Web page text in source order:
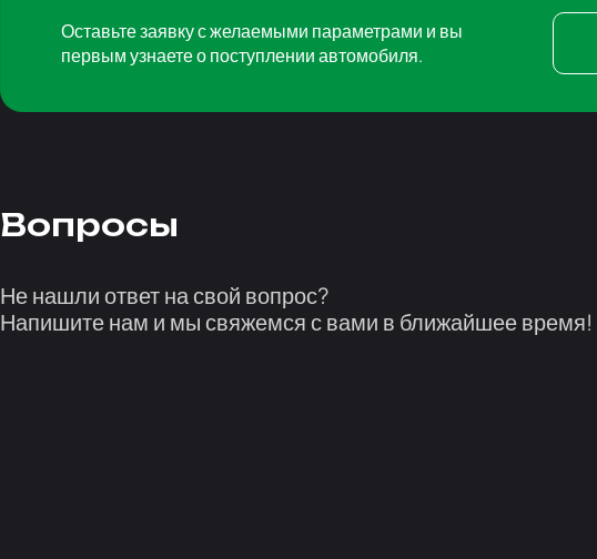
Оставьте заявку с желаемыми параметрами и вы
первым узнаете о поступлении автомобиля.
Вопросы
Не нашли ответ на свой вопрос?
Напишите нам и мы свяжемся с вами в ближайшее время!